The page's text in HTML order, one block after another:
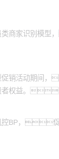
类商家识别模型
促销活动期间，
者权益。
控BP，促